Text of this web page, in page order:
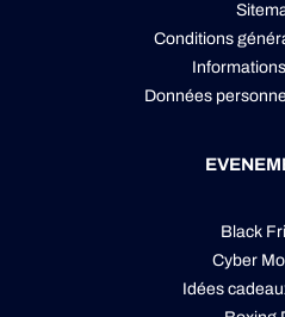
Conditions
Données
Black
Cyber
Idées